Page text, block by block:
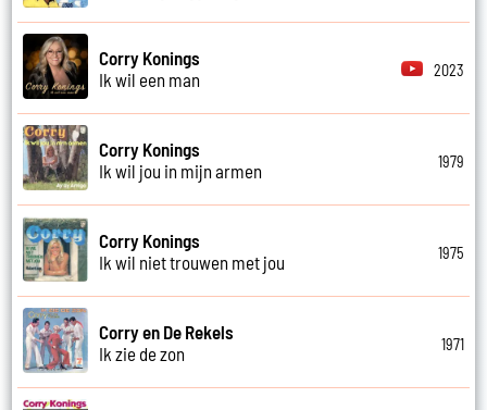
Corry Konings
Ik wil een man
2023
Corry Konings
Ik wil jou in mijn armen
1979
Corry Konings
Ik wil niet trouwen met jou
1975
Corry en De Rekels
Ik zie de zon
1971